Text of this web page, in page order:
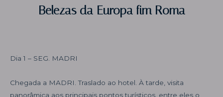
Belezas da Europa fim Roma
Dia 1 – SEG. MADRI
Chegada a MADRI. Traslado ao hotel. À tarde, visita
panorâmica aos principais pontos turísticos, entre eles o